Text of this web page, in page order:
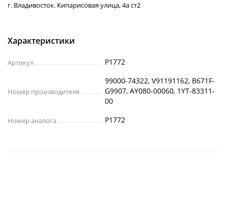
г. Владивосток. Кипарисовая улица, 4а ст2
Характеристики
Артикул P1772
Номер производителя
99000-74322, V91191162, B671F-
G9907, AY080-00060, 1YT-83311-
00
Номер аналога P1772